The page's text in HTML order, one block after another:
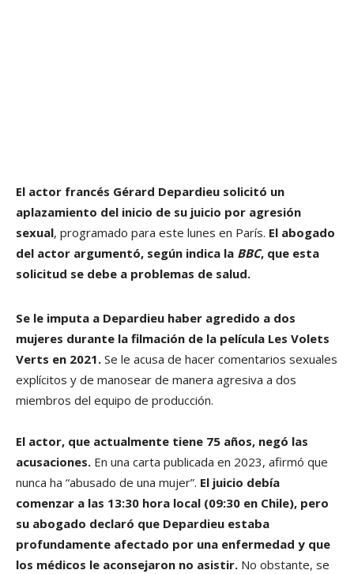
El actor francés Gérard Depardieu solicitó un
aplazamiento del inicio de su juicio por agresión
sexual, programado para este lunes en París. El abogado
del actor argumentó, según indica la BBC, que esta
solicitud se debe a problemas de salud.
Se le imputa a Depardieu haber agredido a dos
mujeres durante la filmación de la película Les Volets
Verts en 2021. Se le acusa de hacer comentarios sexuales
explícitos y de manosear de manera agresiva a dos
miembros del equipo de producción.
El actor, que actualmente tiene 75 años, negó las
acusaciones. En una carta publicada en 2023, afirmó que
nunca ha “abusado de una mujer”. El juicio debía
comenzar a las 13:30 hora local (09:30 en Chile), pero
su abogado declaró que Depardieu estaba
profundamente afectado por una enfermedad y que
los médicos le aconsejaron no asistir. No obstante, se